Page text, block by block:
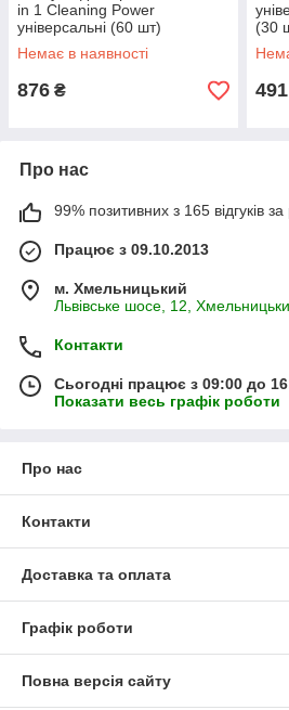
in 1 Cleaning Power
універсальні (60 шт)
Немає в наявності
876 ₴
(30
491
Про нас
99% позитивних з 165 відгуків за
Працює з 09.10.2013
м. Хмельницький
Львівське шосе, 12,
Контакти
Сьогодні працює з 09:00 до
Показати весь графік роботи
Про нас
Контакти
Доставка та оплата
Графік роботи
Повна версія сайту